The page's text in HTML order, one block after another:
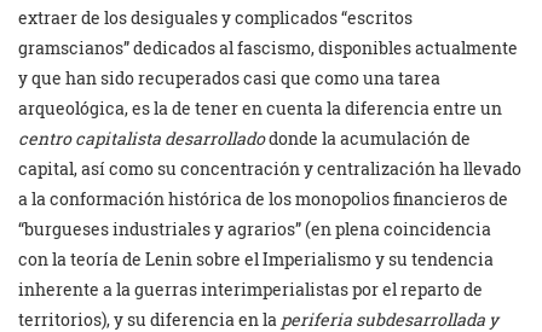
extraer de los desiguales y complicados “escritos
gramscianos” dedicados al fascismo, disponibles actualmente
y que han sido recuperados casi que como una tarea
arqueológica, es la de tener en cuenta la diferencia entre un
centro capitalista desarrolladodonde la acumulación de
capital, así como su concentración y centralización ha llevado
a la conformación histórica de los monopolios financieros de
“burgueses industriales y agrarios” (en plena coincidencia
con la teoría de Lenin sobre el Imperialismo y su tendencia
inherente a la guerras interimperialistas por el reparto de
territorios), y su diferencia en la periferia subdesarrollada y